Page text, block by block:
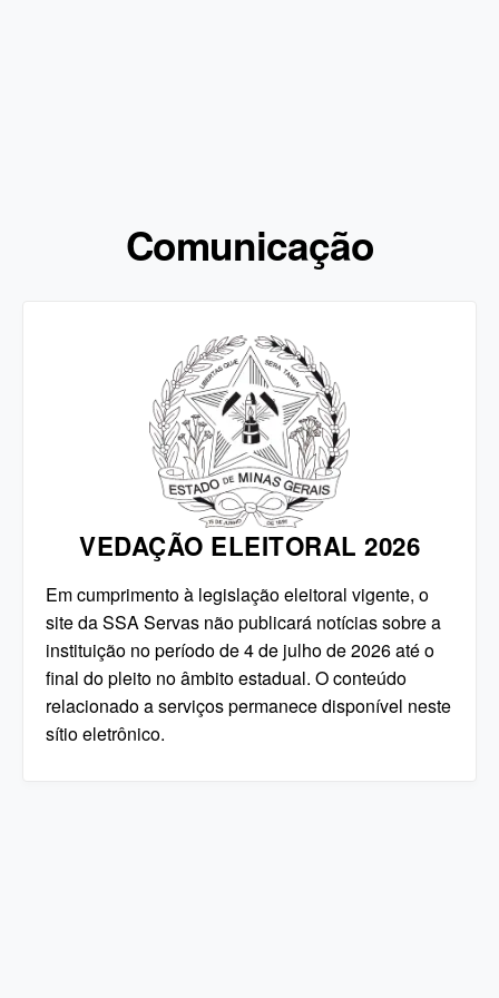
Comunicação
VEDAÇÃO ELEITORAL 2026
Em cumprimento à legislação eleitoral vigente, o
site da SSA Servas não publicará notícias sobre a
instituição no período de 4 de julho de 2026 até o
final do pleito no âmbito estadual. O conteúdo
relacionado a serviços permanece disponível neste
sítio eletrônico.